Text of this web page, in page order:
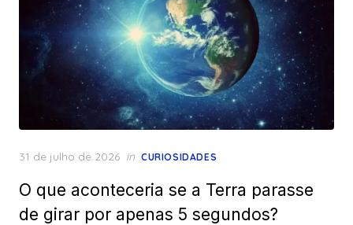
Posted
31 de julho de 2026 in CURIOSIDADES
O que aconteceria se a Terra parasse
de girar por apenas 5 segundos?